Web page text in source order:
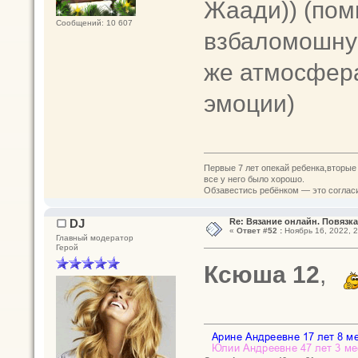
Сообщений: 10 607
Жаади))
же
эмоции)
Первые 7 лет опекай
все у него было хорошо.
Обзавестись ребёнком — это
DJ
Главный модератор
Герой
Re: Вязание онлайн.
« Ответ #52 :Ноябрь 16, 2022,
Ксюша 12,